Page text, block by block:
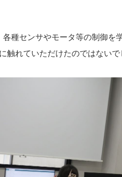
種センサやモータ等の制御を
れていただけたのではないで